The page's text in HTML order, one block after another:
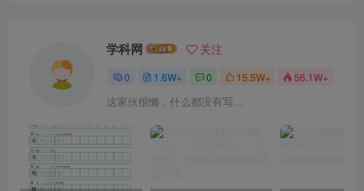
学科网 关注
0 1.6W+ 0 15.5W+ 56.1W+
这家伙很懒，什么都没有写...